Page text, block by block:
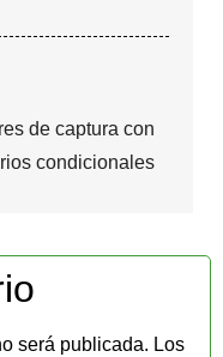
será publicada. Los